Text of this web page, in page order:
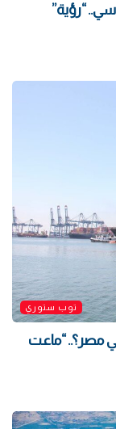
“رؤية”
توب ستوري
مصر؟.. “ماعت